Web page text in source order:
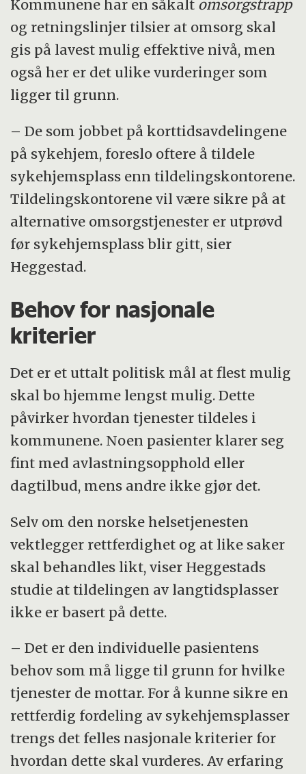
Kommunene har en såkalt omsorgstrapp
og retningslinjer tilsier at omsorg skal
gis på lavest mulig effektive nivå, men
også her er det ulike vurderinger som
ligger til grunn.
– De som jobbet på korttidsavdelingene
på sykehjem, foreslo oftere å tildele
sykehjemsplass enn tildelingskontorene.
Tildelingskontorene vil være sikre på at
alternative omsorgstjenester er utprøvd
før sykehjemsplass blir gitt, sier
Heggestad.
Behov for nasjonale
kriterier
Det er et uttalt politisk mål at flest mulig
skal bo hjemme lengst mulig. Dette
påvirker hvordan tjenester tildeles i
kommunene. Noen pasienter klarer seg
fint med avlastningsopphold eller
dagtilbud, mens andre ikke gjør det.
Selv om den norske helsetjenesten
vektlegger rettferdighet og at like saker
skal behandles likt, viser Heggestads
studie at tildelingen av langtidsplasser
ikke er basert på dette.
– Det er den individuelle pasientens
behov som må ligge til grunn for hvilke
tjenester de mottar. For å kunne sikre en
rettferdig fordeling av sykehjemsplasser
trengs det felles nasjonale kriterier for
hvordan dette skal vurderes. Av erfaring